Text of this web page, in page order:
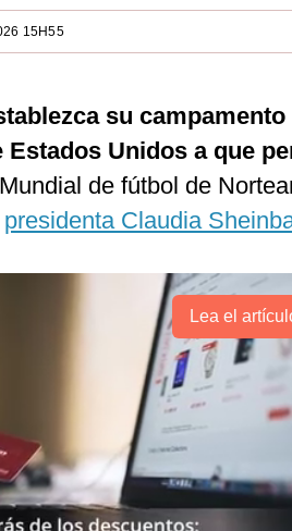
15H55
su campamento
Unidos a que
de fútbol de
presidenta Claudia
Lea el